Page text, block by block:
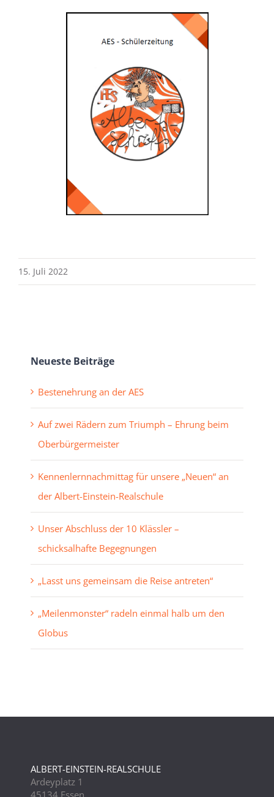
15. Juli 2022
Neueste Beiträge
Bestenehrung an der AES
Auf zwei Rädern zum Triumph – Ehrung beim
Oberbürgermeister
Kennenlernnachmittag für unsere „Neuen“ an
der Albert-Einstein-Realschule
Unser Abschluss der 10 Klässler –
schicksalhafte Begegnungen
„Lasst uns gemeinsam die Reise antreten“
„Meilenmonster“ radeln einmal halb um den
Globus
ALBERT-EINSTEIN-REALSCHULE
Ardeyplatz 1
45134 Essen